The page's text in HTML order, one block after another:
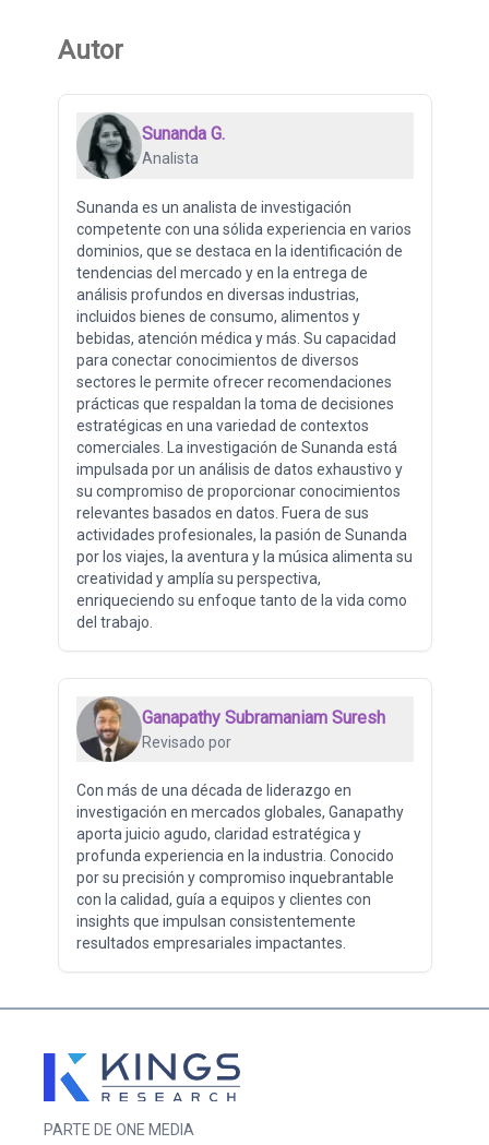
Autor
Sunanda G.
Analista
Sunanda es un analista de investigación
competente con una sólida experiencia en varios
dominios, que se destaca en la identificación de
tendencias del mercado y en la entrega de
análisis profundos en diversas industrias,
incluidos bienes de consumo, alimentos y
bebidas, atención médica y más. Su capacidad
para conectar conocimientos de diversos
sectores le permite ofrecer recomendaciones
prácticas que respaldan la toma de decisiones
estratégicas en una variedad de contextos
comerciales. La investigación de Sunanda está
impulsada por un análisis de datos exhaustivo y
su compromiso de proporcionar conocimientos
relevantes basados ​​en datos. Fuera de sus
actividades profesionales, la pasión de Sunanda
por los viajes, la aventura y la música alimenta su
creatividad y amplía su perspectiva,
enriqueciendo su enfoque tanto de la vida como
del trabajo.
Ganapathy Subramaniam Suresh
Revisado por
Con más de una década de liderazgo en
investigación en mercados globales, Ganapathy
aporta juicio agudo, claridad estratégica y
profunda experiencia en la industria. Conocido
por su precisión y compromiso inquebrantable
con la calidad, guía a equipos y clientes con
insights que impulsan consistentemente
resultados empresariales impactantes.
PARTE DE ONE MEDIA